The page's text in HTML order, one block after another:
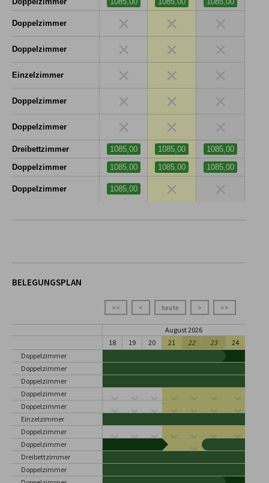
Doppelzimmer × ×
Doppelzimmer × ×
Einzelzimmer × ×
Doppelzimmer × ×
Doppelzimmer × ×
Dreibettzimmer 1085,00 1085,00
1085,00
Doppelzimmer
1085,00 1085,00 1085,00
Doppelzimmer 1085,00 ×
BELEGUNGSPLAN
<< < heute > >>
August 2026
18
19 20 21 22 23 24
Doppelzimmer
Doppelzimmer
Doppelzimmer
Doppelzimmer
Doppelzimmer
Einzelzimmer
Doppelzimmer
Doppelzimmer
Dreibettzimmer
Doppelzimmer